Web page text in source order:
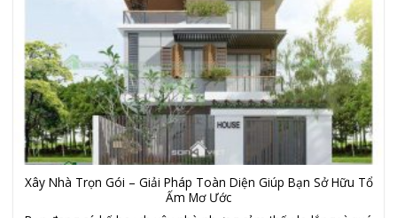
Xây Nhà Trọn Gói – Giải Pháp Toàn Diện Giúp Bạn Sở Hữu Tổ
Ấm Mơ Ước